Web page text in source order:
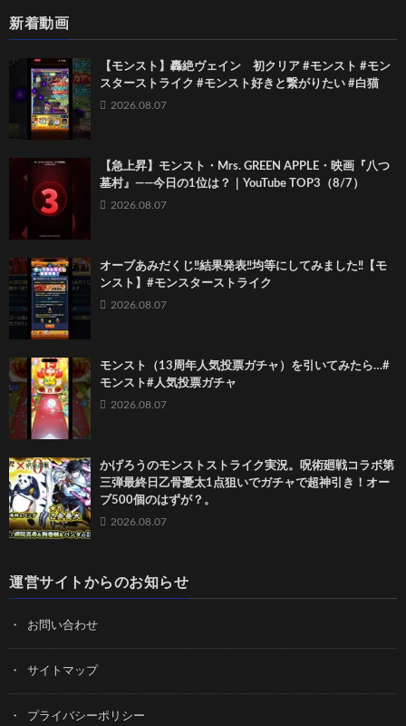
新着動画
【モンスト】轟絶ヴェイン 初クリア #モンスト #モン
スターストライク #モンスト好きと繋がりたい #白猫
2026.08.07
【急上昇】モンスト・Mrs. GREEN APPLE・映画『八つ
墓村』――今日の1位は？｜YouTube TOP3（8/7）
2026.08.07
オーブあみだくじ‼️結果発表‼️均等にしてみました‼️【モ
ンスト】#モンスターストライク
2026.08.07
モンスト（13周年人気投票ガチャ）を引いてみたら…#
モンスト#人気投票ガチャ
2026.08.07
かげろうのモンストストライク実況。呪術廻戦コラボ第
三弾最終日乙骨憂太1点狙いでガチャで超神引き！オー
ブ500個のはずが？。
2026.08.07
運営サイトからのお知らせ
お問い合わせ
サイトマップ
プライバシーポリシー